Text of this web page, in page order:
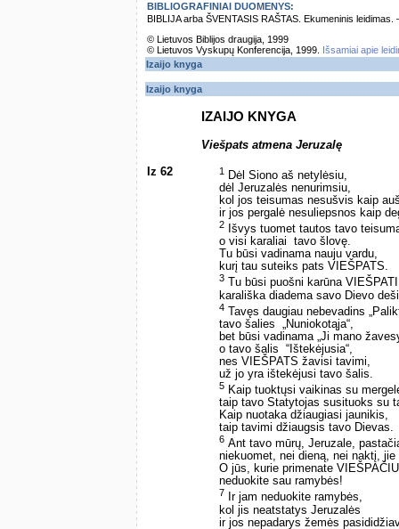
BIBLIOGRAFINIAI DUOMENYS:
BIBLIJA arba ŠVENTASIS RAŠTAS. Ekumeninis
© Lietuvos Biblijos draugija, 1999
© Lietuvos Vyskupų Konferencija, 1999.
Išsamiai apie
Izaijo knyga
Izaijo knyga
IZAIJO KNYGA
Viešpats atmena Jeruzalę
Iz 62 1
Dėl Siono aš netylėsiu,
dėl Jeruzalės nenurimsiu,
kol jos teisumas nesušvis kaip
ir jos pergalė nesuliepsnos kaip
2 Išvys tuomet tautos tavo
o visi karaliai ­ tavo šlovę.
Tu būsi vadinama nauju vardu,
kurį tau suteiks pats VIEŠPATS.
3 Tu būsi puošni karūna
karališka diadema savo Dievo
4 Tavęs daugiau nebevadins
tavo šalies ­ „Nuniokotąja“,
bet būsi vadinama „Ji mano
o tavo šalis ­ “Ištekėjusia“,
nes VIEŠPATS žavisi tavimi,
už jo yra ištekėjusi tavo šalis.
5 Kaip tuoktųsi vaikinas su
taip tavo Statytojas susituoks su
Kaip nuotaka džiaugiasi jaunikis,
taip tavimi džiaugsis tavo Dievas.
6 Ant tavo mūrų, Jeruzale,
niekuomet, nei dieną, nei naktį, jie
O jūs, kurie primenate
neduokite sau ramybės!
7 Ir jam neduokite ramybės,
kol jis neatstatys Jeruzalės
ir jos nepadarys žemės